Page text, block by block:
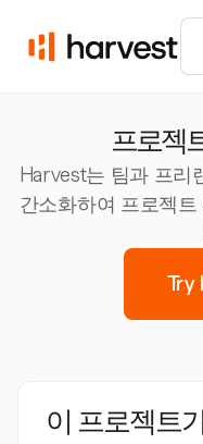
프로젝
Harvest는 팀과 프리
간소화하여 프로젝
Try
이 프로젝트